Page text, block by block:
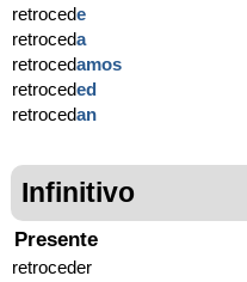
retrocede
retroceda
retrocedamos
retroceded
retrocedan
Infinitivo
Presente
retroceder